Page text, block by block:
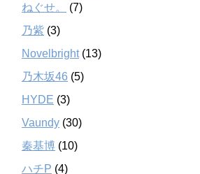
ねぐせ。
(7)
乃紫 (3)
Novelbright(13)
乃木坂46 (5)
HYDE (3)
Vaundy (30)
秦基博 (10)
ハチP (4)